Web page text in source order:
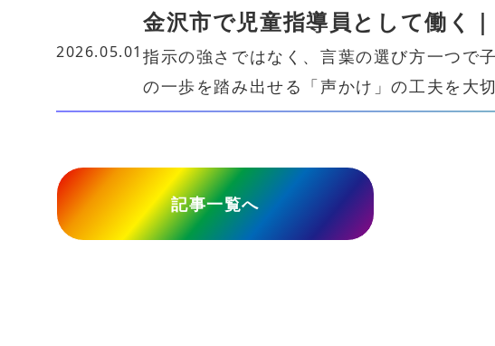
2026.05.01
金沢市で児童指導員として働く
指示の強さではなく、言葉の選び方一つで
の一歩を踏み出せる「声かけ」の工夫を大
記事一覧へ